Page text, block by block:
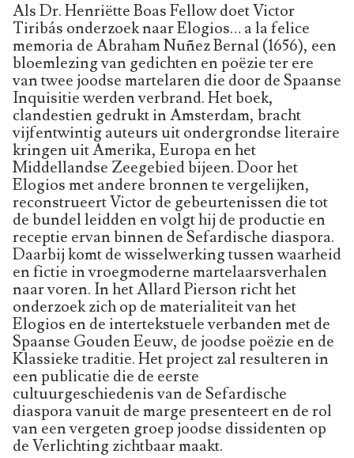
Als Dr. Henriëtte Boas Fellow doet Victor
Tiribás onderzoek naar Elogios… a la felice
memoria de Abraham Nuñez Bernal (1656), een
bloemlezing van gedichten en poëzie ter ere
van twee joodse martelaren die door de Spaanse
Inquisitie werden verbrand. Het boek,
clandestien gedrukt in Amsterdam, bracht
vijfentwintig auteurs uit ondergrondse literaire
kringen uit Amerika, Europa en het
Middellandse Zeegebied bijeen. Door het
Elogios met andere bronnen te vergelijken,
reconstrueert Victor de gebeurtenissen die tot
de bundel leidden en volgt hij de productie en
receptie ervan binnen de Sefardische diaspora.
Daarbij komt de wisselwerking tussen waarheid
en fictie in vroegmoderne martelaarsverhalen
naar voren. In het Allard Pierson richt het
onderzoek zich op de materialiteit van het
Elogios en de intertekstuele verbanden met de
Spaanse Gouden Eeuw, de joodse poëzie en de
Klassieke traditie. Het project zal resulteren in
een publicatie die de eerste
cultuurgeschiedenis van de Sefardische
diaspora vanuit de marge presenteert en de rol
van een vergeten groep joodse dissidenten op
de Verlichting zichtbaar maakt.